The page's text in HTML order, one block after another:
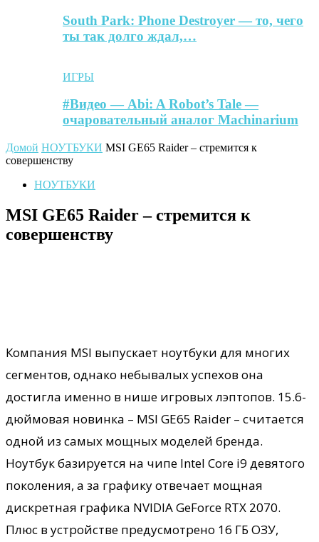
South Park: Phone Destroyer — то, чего
ты так долго ждал,…
ИГРЫ
#Видео — Abi: A Robot’s Tale —
очаровательный аналог Machinarium
Домой НОУТБУКИ MSI GE65 Raider – стремится к
совершенству
НОУТБУКИ
MSI GE65 Raider – стремится к
совершенству
Компания MSI выпускает ноутбуки для многих
сегментов, однако небывалых успехов она
достигла именно в нише игровых лэптопов. 15.6-
дюймовая новинка – MSI GE65 Raider – считается
одной из самых мощных моделей бренда.
Ноутбук базируется на чипе Intel Core i9 девятого
поколения, а за графику отвечает мощная
дискретная графика NVIDIA GeForce RTX 2070.
Плюс в устройстве предусмотрено 16 ГБ ОЗУ,